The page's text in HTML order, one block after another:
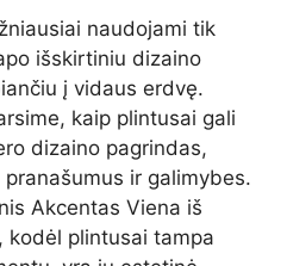
naudojami tik
išskirtiniu dizaino
į vidaus erdvę.
kaip plintusai gali
dizaino pagrindas,
ir galimybes.
Akcentas Viena iš
kodėl plintusai tampa